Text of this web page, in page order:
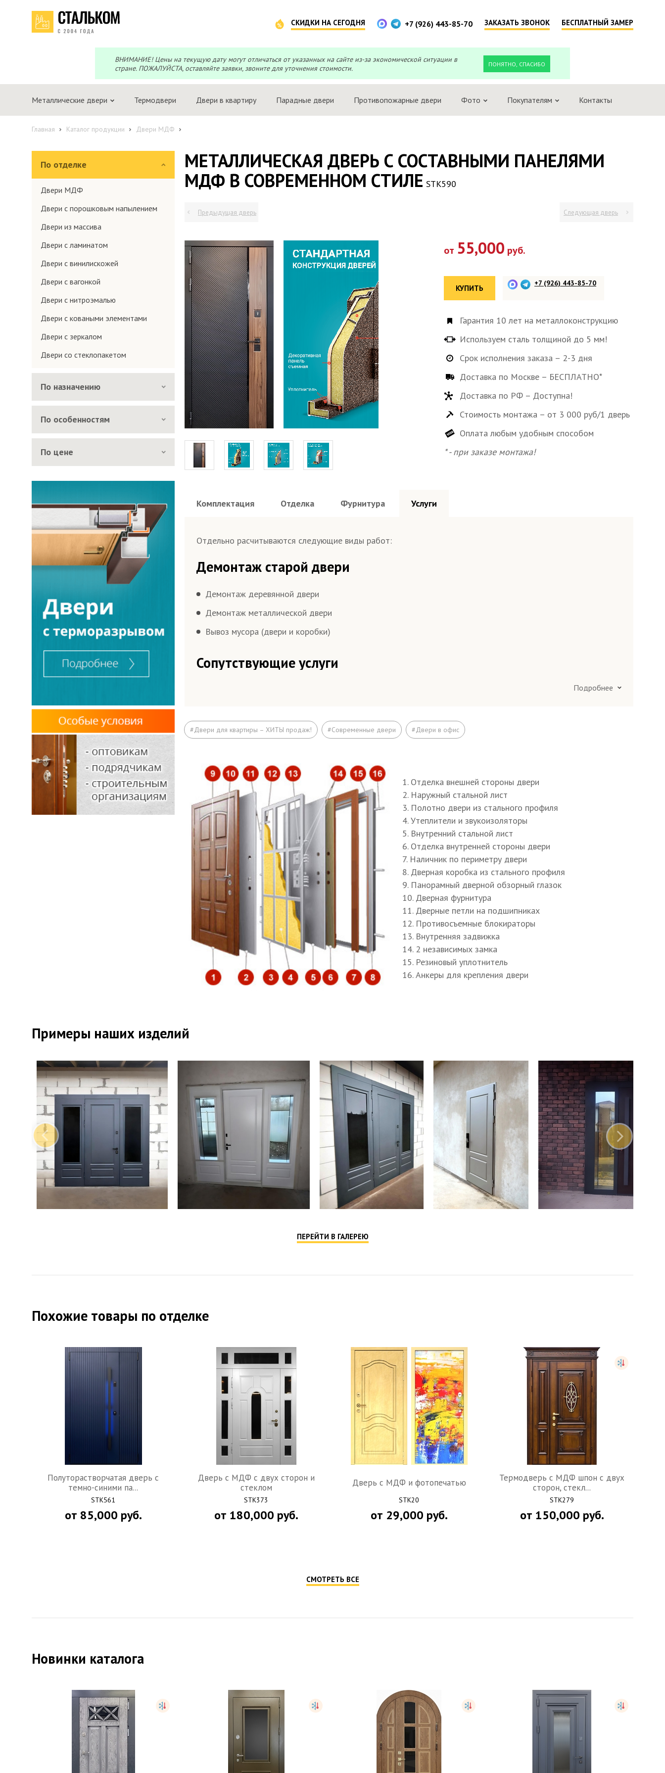
СКИДКИ НА СЕГОДНЯ +7 (926) 443-85-70 ЗАКАЗАТЬ ЗВОНОК БЕСПЛАТНЫЙ ЗАМЕР
ВНИМАНИЕ! Цены на текущую дату могут отличаться от указанных на сайте из-за экономической ситуации в
стране. ПОЖАЛУЙСТА, оставляйте заявки, звоните для уточнения стоимости.
ПОНЯТНО, СПАСИБО
Металлические двери Термодвери Двери в квартиру Парадные двери Противопожарные двери Фото Покупателям Контакты
Главная Каталог продукции Двери МДФ
По отделке
Двери МДФ
Двери с порошковым напылением
Двери из массива
Двери с ламинатом
Двери с винилискожей
Двери с вагонкой
Двери с нитроэмалью
Двери с коваными элементами
Двери с зеркалом
Двери со стеклопакетом
По назначению
По особенностям
По цене
МЕТАЛЛИЧЕСКАЯ ДВЕРЬ С СОСТАВНЫМИ ПАНЕЛЯМИ
МДФ В СОВРЕМЕННОМ СТИЛЕ STK590
Предыдущая дверь Следующая дверь
от 55,000 руб.
КУПИТЬ
+7 (926) 443-85-70
Гарантия 10 лет на металлоконструкцию
Используем сталь толщиной до 5 мм!
Срок исполнения заказа – 2-3 дня
Доставка по Москве – БЕСПЛАТНО*
Доставка по РФ – Доступна!
Стоимость монтажа – от 3 000 руб/1 дверь
Оплата любым удобным способом
* - при заказе монтажа!
Комплектация Отделка Фурнитура Услуги
Отдельно расчитываются следующие виды работ:
Демонтаж старой двери
Демонтаж деревянной двери
Демонтаж металлической двери
Вывоз мусора (двери и коробки)
Сопутствующие услуги
Выезд мастера–замерщика и изготовление технического задания по Москве и в Подмосковье 25 км
Выезд мастера–замерщика и изготовление технического задания в Подмосковье более 25 км вокруг
МКАДа
Расширение дверного проема
Отделка
Заделка швов монтажной пеной
Откосы (изнутри помещения)
Вывод звонков
Утепление дверной коробки
Перенос звонка
Подробнее
#Двери для квартиры – ХИТЫ продаж! #Современные двери #Двери в офис
1. Отделка внешней стороны двери
2. Наружный стальной лист
3. Полотно двери из стального профиля
4. Утеплители и звукоизоляторы
5. Внутренний стальной лист
6. Отделка внутренней стороны двери
7. Наличник по периметру двери
8. Дверная коробка из стального профиля
9. Панорамный дверной обзорный глазок
10. Дверная фурнитура
11. Дверные петли на подшипниках
12. Противосъемные блокираторы
13. Внутренняя задвижка
14. 2 независимых замка
15. Резиновый уплотнитель
16. Анкеры для крепления двери
Примеры наших изделий
ПЕРЕЙТИ В ГАЛЕРЕЮ
Похожие товары по отделке
Полуторастворчатая дверь с
темно-синими па...
STK561
от 85,000 руб.
Дверь c МДФ с двух сторон и
стеклом
STK373
от 180,000 руб.
Дверь c МДФ и фотопечатью
STK20
от 29,000 руб.
Термодверь c МДФ шпон с двух
сторон, стекл...
STK279
от 150,000 руб.
СМОТРЕТЬ ВСЕ
Новинки каталога
Telegram
Max
Перезвоним?